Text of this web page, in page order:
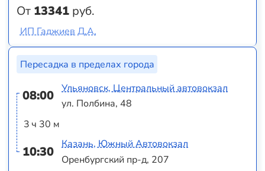
От 13341 руб.
ИП Гаджиев Д.А.
Пересадка в пределах города
08:00
3 ч 30 м
10:30
Ульяновск, Центральный автовокзал
ул. Полбина, 48
Казань, Южный Автовокзал
Оренбургский пр-д, 207